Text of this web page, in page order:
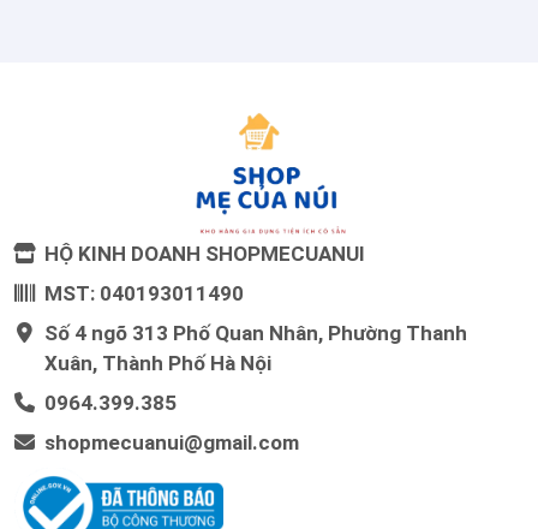
HỘ KINH DOANH SHOPMECUANUI
MST: 040193011490
Số 4 ngõ 313 Phố Quan Nhân, Phường Thanh
Xuân, Thành Phố Hà Nội
0964.399.385
shopmecuanui@gmail.com